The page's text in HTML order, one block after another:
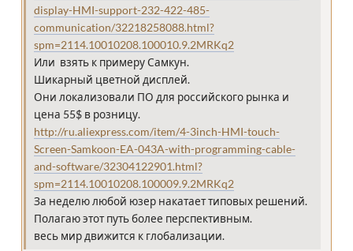
display-HMI-support-232-422-485-
communication/32218258088.html?
spm=2114.10010208.100010.9.2MRKq2
Или взять к примеру Самкун.
Шикарный цветной дисплей.
Они локализовали ПО для российского рынка и
цена 55$ в розницу.
http://ru.aliexpress.com/item/4-3inch-HMI-touch-
Screen-Samkoon-EA-043A-with-programming-cable-
and-software/32304122901.html?
spm=2114.10010208.100009.9.2MRKq2
За неделю любой юзер накатает типовых решений.
Полагаю этот путь более перспективным.
весь мир движится к глобализации.